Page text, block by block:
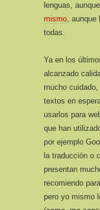
lenguas,
mismo, aunque
todas.
Ya en los
alcanzado
mucho
textos en
usarlos para
que han
por ejemplo
la traducción o
presentan
recomiendo
pero yo mismo